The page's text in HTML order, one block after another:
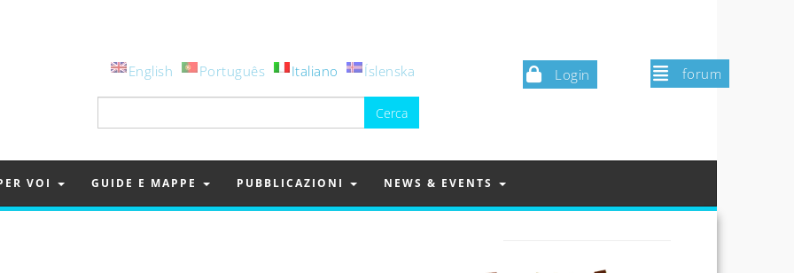
Login forum
English Português Italiano Íslenska
per:
VOI GUIDE E MAPPE PUBBLICAZIONI NEWS & EVENTS